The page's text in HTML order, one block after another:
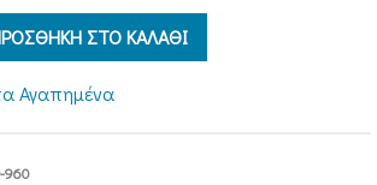
ΣΤΟ ΚΑΛΑΘΙ
Αγαπημένα
960